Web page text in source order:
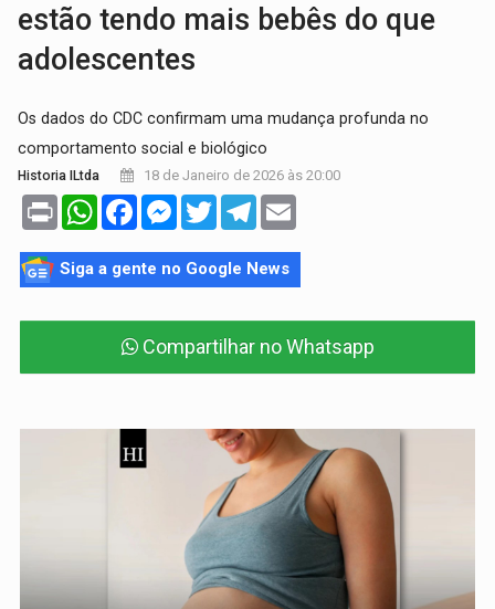
estão tendo mais bebês do que
adolescentes
Os dados do CDC confirmam uma mudança profunda no
comportamento social e biológico
Historia ILtda 18 de Janeiro de 2026 às 20:00
Print WhatsAppFacebookMessenger
TwitterTelegram
Siga a gente no Google News
Compartilhar no Whatsapp